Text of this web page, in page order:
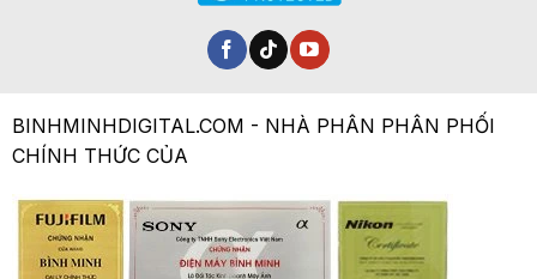
BINHMINHDIGITAL.COM - NHÀ PHÂN PHÂN PHỐI
CHÍNH THỨC CỦA